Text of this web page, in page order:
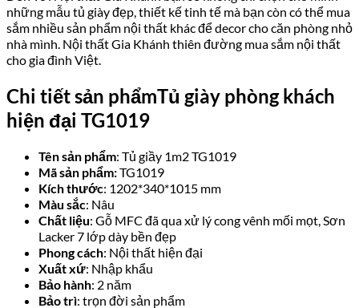
những mẫu tủ giày đẹp, thiết kế tinh tế mà bạn còn có thể mua
sắm nhiều sản phẩm nội thất khác để decor cho căn phòng nhỏ
nhà mình. Nội thất Gia Khánh thiên đường mua sắm nội thất
cho gia đình Việt.
Chi tiết sản phẩmTủ giày phòng khách
hiện đại TG1019
Tên sản phẩm: Tủ giầy 1m2 TG1019
Mã sản phẩm:TG1019
Kích thước: 1202*340*1015 mm
Màu sắc: Nâu
Chất liệu: Gỗ MFC đã qua xử lý cong vênh mối mọt, Sơn
Lacker 7 lớp dày bền đẹp
Phong cách: Nội thất hiện đại
Xuất xứ: Nhập khẩu
Bảo hành: 2 năm
Bảo trì: trọn đời sản phẩm